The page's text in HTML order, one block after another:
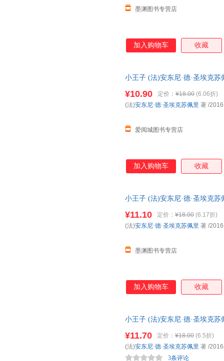
墨渊图书专营店
加入购物车 收藏
小王子 (法)安东尼·德·圣埃克
¥10.90 定价： ¥18.00 (6.06折)
爱阅城图书专营店
(法)安东尼·德·圣埃克苏佩里 著 /
加入购物车 收藏
小王子 (法)安东尼·德·圣埃克
¥11.10 定价： ¥18.00 (6.17折)
墨渊图书专营店
(法)安东尼·德·圣埃克苏佩里 著 /
加入购物车 收藏
小王子 (法)安东尼·德·圣埃克
¥11.70 定价： ¥18.00 (6.5折)
3条评论
(法)安东尼·德·圣埃克苏佩里 著 /